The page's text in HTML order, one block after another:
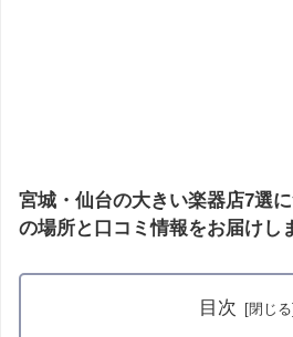
宮城・仙台の大きい楽器店7選
の場所と口コミ情報をお届けし
目次